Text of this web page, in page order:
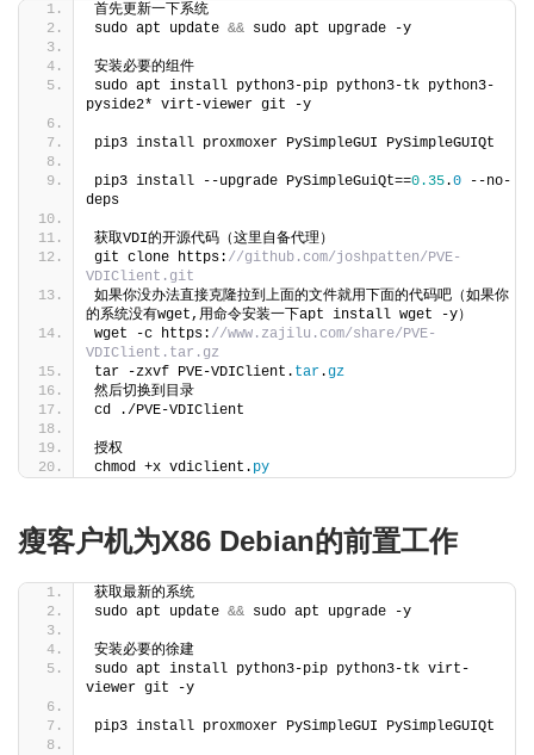
首先更新一下系统
sudo apt update && sudo apt upgrade -y
安装必要的组件
sudo apt install python3-pip python3-tk python3-
pyside2* virt-viewer git -y
pip3 install proxmoxer PySimpleGUI PySimpleGUIQt
pip3 install --upgrade PySimpleGuiQt==0.35.0 --no-
deps
获取VDI的开源代码（这里自备代理）
git clone https: //github.com/joshpatten/PVE-
VDIClient.git
如果你没办法直接克隆拉到上面的文件就用下面的代码吧（如果你
的系统没有wget,用命令安装一下apt install wget -y）
wget -c https: //www.zajilu.com/share/PVE-
VDIClient.tar.gz
tar -zxvf PVE-VDIClient. tar.gz
然后切换到目录
cd ./PVE-VDIClient
授权
chmod +x vdiclient. py
瘦客户机为X86 Debian的前置工作
获取最新的系统
sudo apt update && sudo apt upgrade -y
安装必要的徐建
sudo apt install python3-pip python3-tk virt-
viewer git -y
pip3 install proxmoxer PySimpleGUI PySimpleGUIQt